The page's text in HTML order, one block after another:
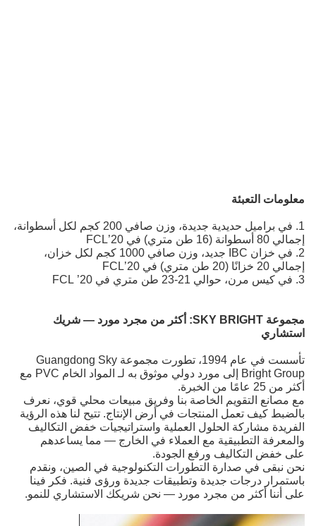
معلومات التعبئة
1. في براميل حديدية جديدة، وزن صافي 200 كجم لكل أسطوانة،
إجمالي 80 أسطوانة (16 طن متري) في 20’FCL
2. في خزان IBC جديد، وزن صافي 1000 كجم لكل خزان،
إجمالي 20 خزانًا (20 طن متري) في 20’FCL
3. في كيس مرن، حوالي 21-23 طن متري في 20’ FCL
مجموعة SKY BRIGHT:
أكثر من مجرد مورد — شريك
استشاري
تأسست في عام 1994، تطورت مجموعة Guangdong Sky
Bright Group إلى مورد دولي موثوق به لـ المواد الخام PVC
مع
أكثر من 25 عامًا من الخبرة.
مع مصانع التقويم الخاصة بنا وفريق مبيعات محلي قوي، نعرف
بالضبط كيف تعمل المنتجات في أرض الإنتاج. تتيح لنا هذه الرؤية
الفريدة مشاركة الحلول العملية واستراتيجيات خفض التكاليف
والمعرفة التطبيقية مع العملاء في الخارج — مما يساعدهم
على خفض التكاليف ورفع الجودة.
نحن نبقى في صدارة التطورات التكنولوجية في الصين، ونقدم
باستمرار درجات جديدة وتطبيقات جديدة ورؤى فنية. فكر فينا
على أننا أكثر من مجرد مورد — نحن شريكك الاستشاري للنمو.